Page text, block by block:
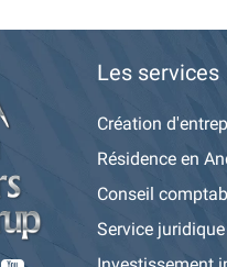
Les services
Création
Résidence en
Conseil
Service juridique